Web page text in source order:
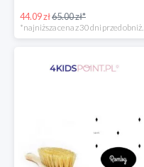
44.09 zł65.00 zł*